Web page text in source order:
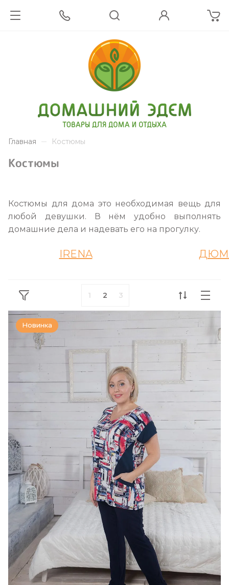
Главная Костюмы
Костюмы
Костюмы для дома это необходимая вещь для
любой девушки. В нём удобно выполнять
домашние дела и надевать его на прогулку.
IRENA
1 2 3
Новинка